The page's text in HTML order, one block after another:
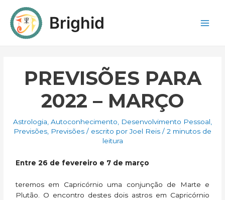
Brighid
PREVISÕES PARA
2022 – MARÇO
Astrologia, Autoconhecimento, Desenvolvimento Pessoal,
Previsões, Previsões / escrito por Joel Reis / 2 minutos de
leitura
Entre 26 de fevereiro e 7 de março
teremos em Capricórnio uma conjunção de Marte e
Plutão. O encontro destes dois astros em Capricórnio